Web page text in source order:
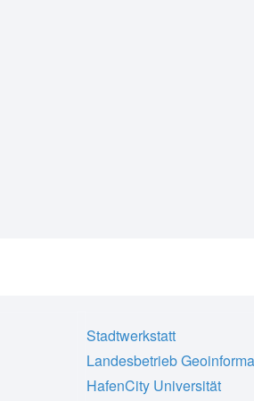
Stadtwerkstatt
Landesbetrieb
HafenCity Universität